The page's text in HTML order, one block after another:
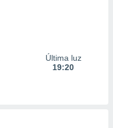
Última luz
19:20